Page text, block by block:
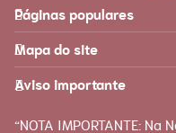
Páginas populares
Feito para você
Mapa do site
Produtos
Loja Nestlé FamilyNes
Produtos Materna
Aviso importante
“NOTA IMPORTANTE: